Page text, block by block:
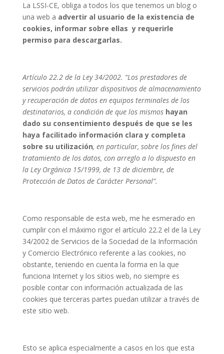
La LSSI-CE, obliga a todos los que tenemos un blog o
una web a advertir al usuario de la existencia de
cookies, informar sobre ellas y requerirle
permiso para descargarlas.
Artículo 22.2 de la Ley 34/2002. “Los prestadores de
servicios podrán utilizar dispositivos de almacenamiento
y recuperación de datos en equipos terminales de los
destinatarios, a condición de que los mismos hayan
dado su consentimiento después de que se les
haya facilitado información clara y completa
sobre su utilización, en particular, sobre los fines del
tratamiento de los datos, con arreglo a lo dispuesto en
la Ley Orgánica 15/1999, de 13 de diciembre, de
Protección de Datos de Carácter Personal”.
Como responsable de esta web, me he esmerado en
cumplir con el máximo rigor el artículo 22.2 el de la Ley
34/2002 de Servicios de la Sociedad de la Información
y Comercio Electrónico referente a las cookies, no
obstante, teniendo en cuenta la forma en la que
funciona Internet y los sitios web, no siempre es
posible contar con información actualizada de las
cookies que terceras partes puedan utilizar a través de
este sitio web.
Esto se aplica especialmente a casos en los que esta